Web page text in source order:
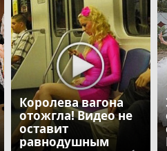
Королева вагона
отожгла! Видео не
оставит
равнодушным